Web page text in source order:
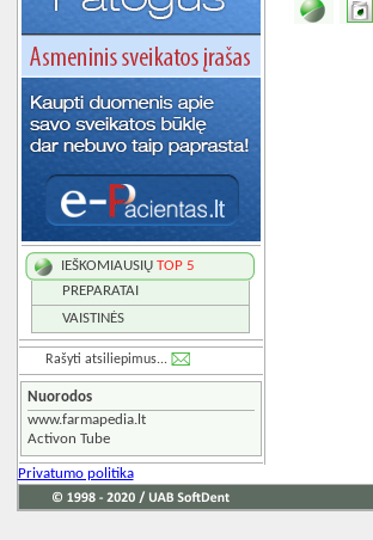
IEŠKOMIAUSIŲ TOP 5
PREPARATAI
VAISTINĖS
Rašyti atsiliepimus...
Nuorodos
www.farmapedia.lt
Activon Tube
Privatumo politika